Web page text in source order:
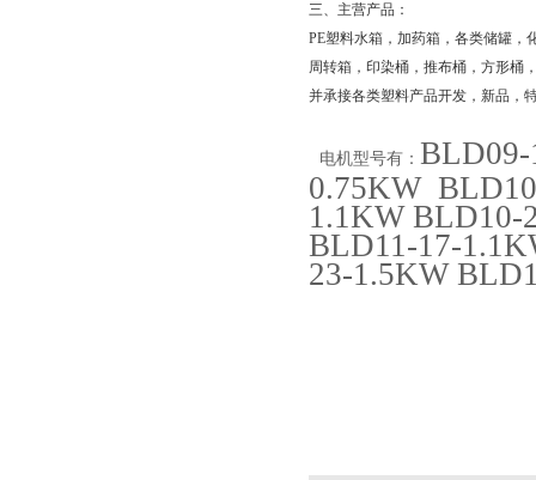
三、 主营产品：
PE塑料水箱，加药箱，各类储罐，
周转箱，印染桶，推布桶，方形桶
并承接各类塑料产品开发，新品，
电机型号有：
0.75KW
1.1KW BLD10-
BLD11-17-
23-1.5KW